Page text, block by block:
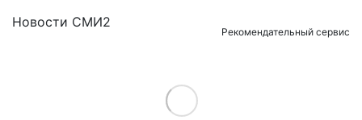
Новости СМИ2
Рекомендательный сервис
Load More